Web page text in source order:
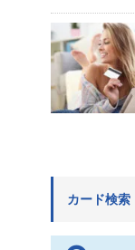
カード検索